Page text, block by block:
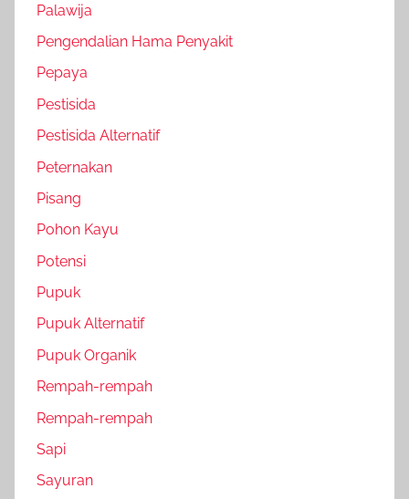
Palawija
Pengendalian Hama Penyakit
Pepaya
Pestisida
Pestisida Alternatif
Peternakan
Pisang
Pohon Kayu
Potensi
Pupuk
Pupuk Alternatif
Pupuk Organik
Rempah-rempah
Rempah-rempah
Sapi
Sayuran